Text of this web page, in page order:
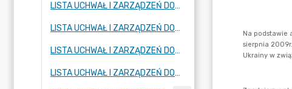
LISTA UCHWAŁ I ZARZĄDZEŃ DOT. BUDŻETU GMINY RASZYN I WIELOLETNIEJ PROGNOZY FINANSOWEJ NA ROK 2025
LISTA UCHWAŁ I ZARZĄDZEŃ DOT. BUDŻETU GMINY RASZYN I WIELOLETNIEJ PROGNOZY FINANSOWEJ NA ROK 2024
LISTA UCHWAŁ I ZARZĄDZEŃ DOT. BUDŻETU GMINY RASZYN I WIELOLETNIEJ PROGNOZY FINANSOWEJ NA ROK 2023
LISTA UCHWAŁ I ZARZĄDZEŃ DOT. BUDŻETU GMINY RASZYN I WIELOLETNIEJ PROGNOZY FINANSOWEJ NA ROK 2022